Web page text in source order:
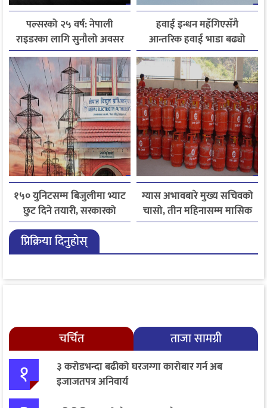
पल्सरको २५ वर्ष: नेपाली
राइडरका लागि सुनौलो अवसर
कथा सुनाउनुहोस्, पल्सर
जित्नुहोस्
हवाई इन्धन महँगिएसँगै
आन्तरिक हवाई भाडा बढ्यो
१५० युनिटसम्म बिजुलीमा भ्याट
छुट दिने तयारी, सरकारको
गृहकार्य तीव्र
ग्यास अभावबारे मुख्य सचिवको
चासो, तीन महिनासम्म मासिक
५० हजार मेट्रिक टनभन्दा बढी
प्रिक्रिया दिनुहोस्
चर्चित ताजा सामग्री
१
३ करोडभन्दा बढीको घरजग्गा कारोबार गर्न अब
इजाजतपत्र अनिवार्य